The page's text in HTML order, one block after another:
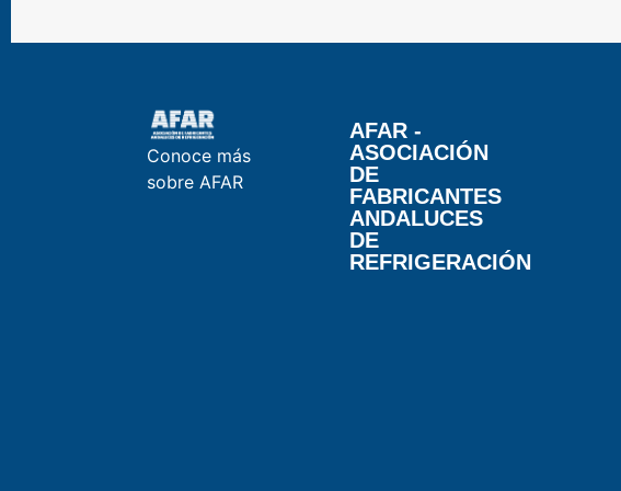
Conoce más
sobre AFAR
AFAR -
ASOCIACIÓN
DE
FABRICANTES
ANDALUCES
DE
REFRIGERACIÓN